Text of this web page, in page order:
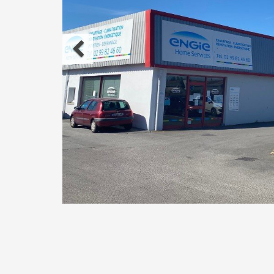
Précédent